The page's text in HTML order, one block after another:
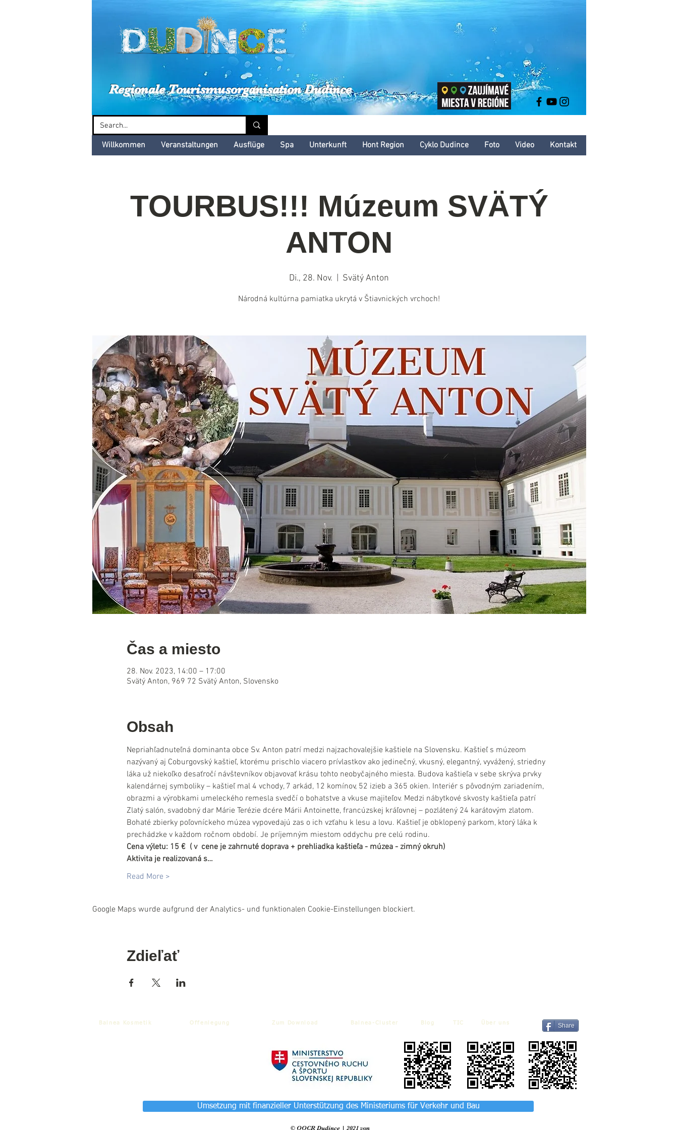
Dudinské kultúrne leto
Regionale Tourismusorganisation Dudince
Willkommen Veranstaltungen Ausflüge Spa Unterkunft Hont Region Cyklo Dudince Foto Video Kontakt
TOURBUS!!! Múzeum SVÄTÝ
ANTON
Di., 28. Nov. Svätý Anton
Národná kultúrna pamiatka ukrytá v Štiavnických vrchoch!
Čas a miesto
28. Nov. 2023, 14:00 – 17:00
Svätý Anton, 969 72 Svätý Anton, Slovensko
Obsah
Nepriahľadnuteľná dominanta obce Sv. Anton patrí medzi najzachovalejšie kaštiele na Slovensku. Kaštieľ s múzeom
nazývaný aj Coburgovský kaštieľ, ktorému prischlo viacero prívlastkov ako jedinečný, vkusný, elegantný, vyvážený, striedny
láka už niekoľko desaťročí návštevníkov objavovať krásu tohto neobyčajného miesta. Budova kaštieľa v sebe skrýva prvky
kalendárnej symboliky – kaštieľ mal 4 vchody, 7 arkád, 12 komínov, 52 izieb a 365 okien. Interiér s pôvodným zariadením,
obrazmi a výrobkami umeleckého remesla svedčí o bohatstve a vkuse majiteľov. Medzi nábytkové skvosty kaštieľa patrí
Zlatý salón, svadobný dar Márie Terézie dcére Márii Antoinette, francúzskej kráľovnej – pozlátený 24 karátovým zlatom.
Bohaté zbierky poľovníckeho múzea vypovedajú zas o ich vzťahu k lesu a lovu. Kaštieľ je obklopený parkom, ktorý láka k
prechádzke v každom ročnom období. Je príjemným miestom oddychu pre celú rodinu.
Cena výletu: 15 €  ( v  cene je zahrnuté doprava + prehliadka kaštieľa - múzea - zimný okruh)
Aktivita je realizovaná s…
Read More >
Google Maps wurde aufgrund der Analytics- und funktionalen Cookie-Einstellungen blockiert.
Zdieľať
Balnea Kosmetik Offenlegung Zum Download Balnea-Cluster Blog TIC Über uns Share
Umsetzung mit finanzieller Unterstützung des Ministeriums für Verkehr und Bau
© OOCR Dudince | 2021 von